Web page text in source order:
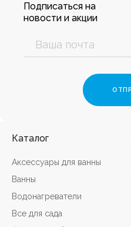
Подписаться на
новости и акции
Каталог
Аксессуары для ванны
Ванны
Водонагреватели
Все для сада